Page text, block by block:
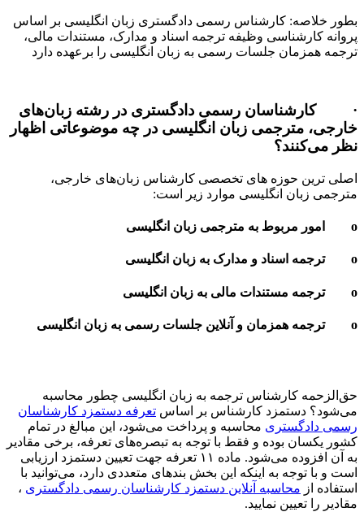
خلاصه: کارشناس رسمی دادگستری زبان انگلیسی بر اساس
کارشناسی وظیفه ترجمه اسناد و مدارک، مستندات مالی،
همزمان جلسات رسمی به زبان انگلیسی را برعهده دارد
رسمی دادگستری در رشته زبان‌های
مترجمی زبان انگلیسی در چه موضوعاتی اظهار
ترین حوزه های تخصصی کارشناس زبان‌های خارجی،
زبان انگلیسی موارد زیر است:
کارشناس ترجمه به زبان انگلیسی چطور محاسبه
دستمزد کارشناس بر اساستعرفه دستمزد کارشناسان
دادگستریمحاسبه و پرداخت می‌شود، این مبالغ در تمام
یکسان بوده و فقط با توجه به تبصره‌های تعرفه، برخی مقادیر
به آن افزوده می‌شود. ماده ۱۱ تعرفه جهت تعیین دستمزد ارزیابی
با توجه به اینکه این بخش بندهای متعددی دارد، می‌توانید با
ازمحاسبه آنلاین دستمزد کارشناسان رسمی دادگستری،
را تعیین نمایید.